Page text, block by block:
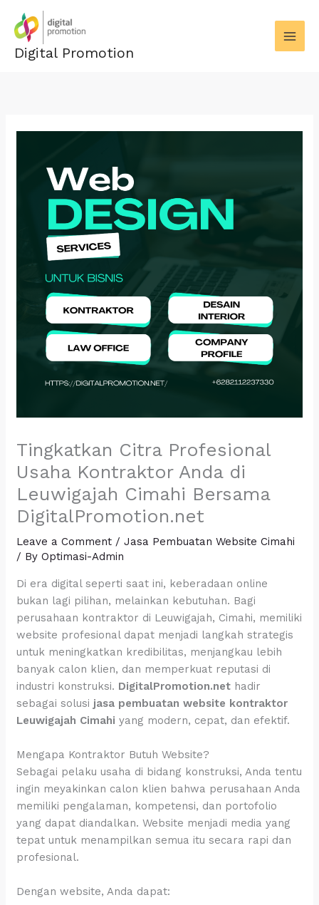
content
Digital Promotion
Tingkatkan Citra Profesional
Usaha Kontraktor Anda di
Leuwigajah Cimahi Bersama
DigitalPromotion.net
Leave a Comment /Jasa Pembuatan Website Cimahi
/ ByOptimasi-Admin
Di era digital seperti saat ini, keberadaan online
bukan lagi pilihan, melainkan kebutuhan. Bagi
perusahaan kontraktor di Leuwigajah, Cimahi, memiliki
website profesional dapat menjadi langkah strategis
untuk meningkatkan kredibilitas, menjangkau lebih
banyak calon klien, dan memperkuat reputasi di
industri konstruksi. DigitalPromotion.net hadir
sebagai solusi jasa pembuatan website kontraktor
Leuwigajah Cimahi yang modern, cepat, dan efektif.
Mengapa Kontraktor Butuh Website?
Sebagai pelaku usaha di bidang konstruksi, Anda tentu
ingin meyakinkan calon klien bahwa perusahaan Anda
memiliki pengalaman, kompetensi, dan portofolio
yang dapat diandalkan. Website menjadi media yang
tepat untuk menampilkan semua itu secara rapi dan
profesional.
Dengan website, Anda dapat: